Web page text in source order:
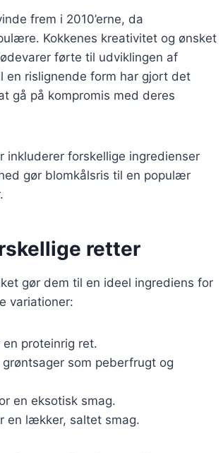
frem i 2010’erne, da
Kokkenes kreativitet og ønsket
førte til udviklingen af
en rislignende form har gjort det
gå på kompromis med deres
inkluderer forskellige ingredienser
gør blomkålsris til en populær
retter
gør dem til en ideel ingrediens for
variationer:
proteinrig ret.
som peberfrugt og
en eksotisk smag.
en lækker, saltet smag.